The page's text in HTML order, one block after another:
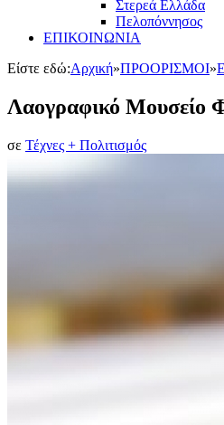
Στερεά Ελλάδα
Πελοπόννησος
ΕΠΙΚΟΙΝΩΝΙΑ
Είστε εδώ:Αρχική»ΠΡΟΟΡΙΣΜΟΙ»
Λαογραφικό Μουσείο
σε Τέχνες + Πολιτισμός